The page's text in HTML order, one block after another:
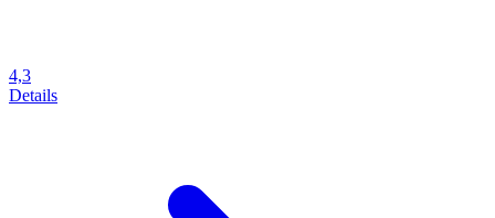
4,3
Details